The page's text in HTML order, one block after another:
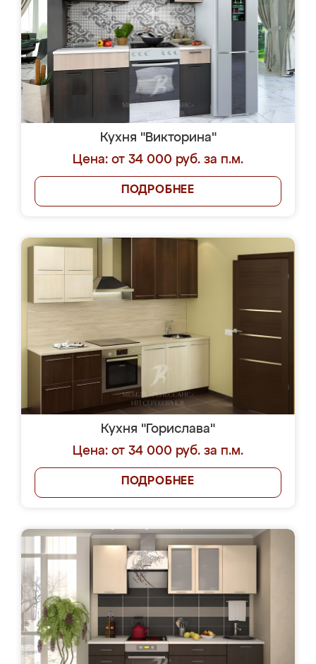
Кухня "Викторина"
Цена: от 34 000 руб. за п.м.
ПОДРОБНЕЕ
Кухня "Горислава"
Цена: от 34 000 руб. за п.м.
ПОДРОБНЕЕ